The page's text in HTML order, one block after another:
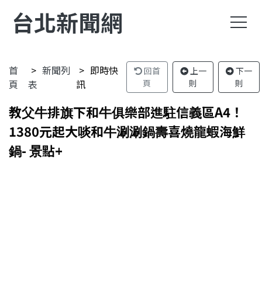
台北新聞網
首
頁
新聞列
表
即時快
訊
回首
頁
上一
則
下一
則
教父牛排旗下和牛俱樂部進駐信義區A4！
1380元起大啖和牛涮涮鍋壽喜燒龍蝦海鮮
鍋- 景點+